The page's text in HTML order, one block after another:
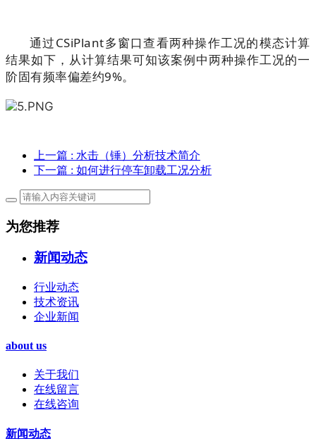
通过CSiPlant多窗口查看两种操作工况的模态计算
结果如下，从计算结果可知该案例中两种操作工况的一
阶固有频率偏差约9%。
上一篇 : 水击（锤）分析技术简介
下一篇 : 如何进行停车卸载工况分析
为您推荐
新闻动态
行业动态
技术资讯
企业新闻
about us
关于我们
在线留言
在线咨询
新闻动态